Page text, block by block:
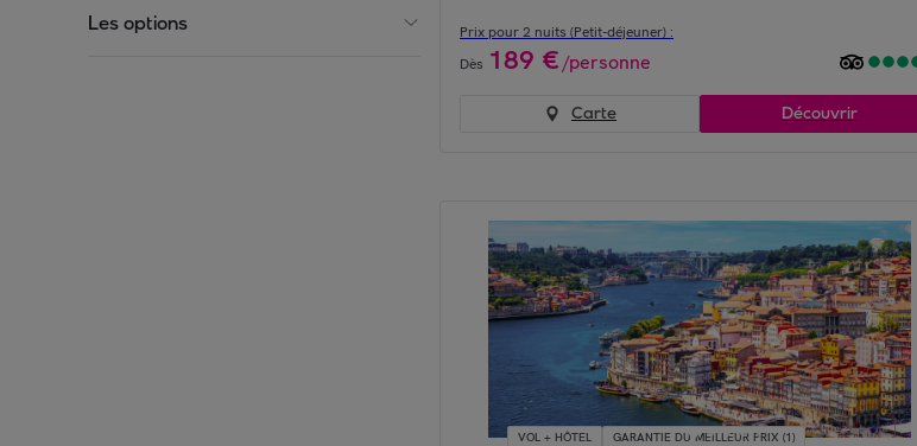
Les options
Prix pour 2 nuits (Petit-déjeuner) :
Dès 189 €/personne
Carte Découvrir
VOL + HÔTEL GARANTIE DU MEILLEUR PRIX (1)